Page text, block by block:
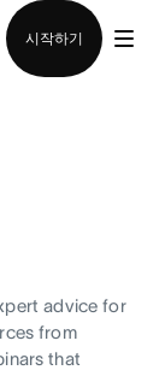
시작하기
advice for
from
that